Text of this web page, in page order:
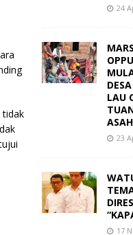
tidak
24
LAU
23
17